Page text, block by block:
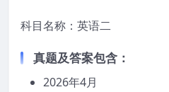
科目名称：英语二
真题及答案包含：
2026年4月